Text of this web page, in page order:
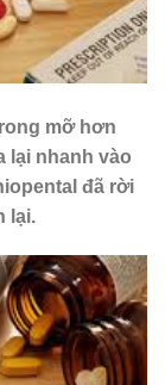
mỡ hơn
lại nhanh vào
đã rời
lại.